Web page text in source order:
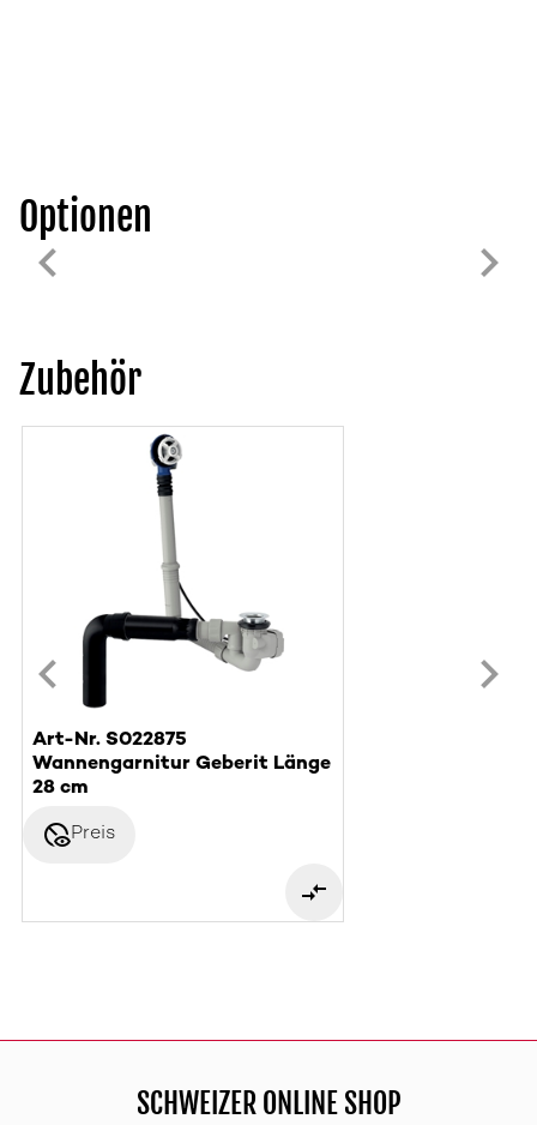
Optionen
Zubehör
Art-Nr. S022875
Wannengarnitur Geberit Länge
28 cm
disabled_visiblePreis
SCHWEIZER ONLINE SHOP